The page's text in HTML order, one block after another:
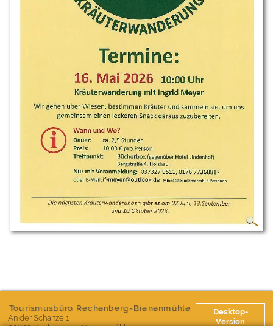
Desktop-
Version
Tourismusbüro Rechenberg-Bienenmühle
An der Schanze 1